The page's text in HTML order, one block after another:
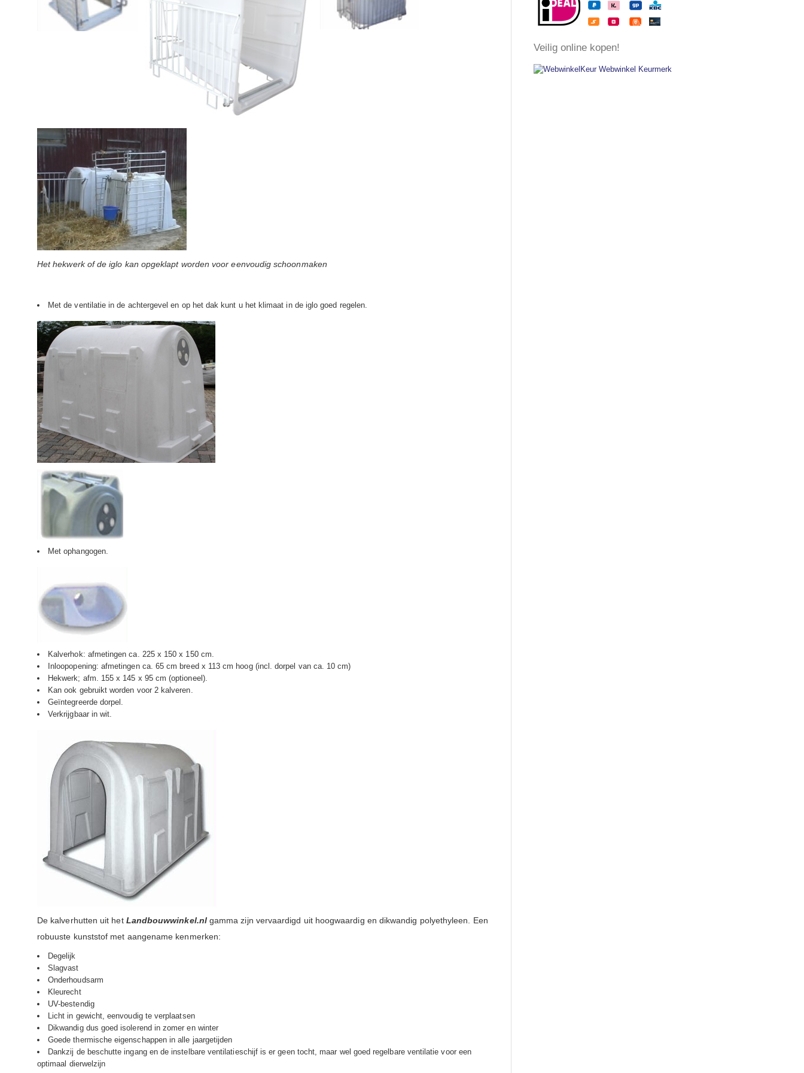
Het hekwerk of de iglo kan opgeklapt worden voor eenvoudig schoonmaken
Met de ventilatie in de achtergevel en op het dak kunt u het klimaat in de iglo goed regelen.
Met ophangogen.
Kalverhok: afmetingen ca. 225 x 150 x 150 cm.
Inloopopening: afmetingen ca. 65 cm breed x 113 cm hoog (incl. dorpel van ca. 10 cm)
Hekwerk; afm. 155 x 145 x 95 cm (optioneel).
Kan ook gebruikt worden voor 2 kalveren.
Geïntegreerde dorpel.
Verkrijgbaar in wit.
De kalverhutten uit het Landbouwwinkel.nlgamma zijn vervaardigd uit hoogwaardig en dikwandig polyethyleen. Een
robuuste kunststof met aangename kenmerken:
Degelijk
Slagvast
Onderhoudsarm
Kleurecht
UV-bestendig
Licht in gewicht, eenvoudig te verplaatsen
Dikwandig dus goed isolerend in zomer en winter
Goede thermische eigenschappen in alle jaargetijden
Dankzij de beschutte ingang en de instelbare ventilatieschijf is er geen tocht, maar wel goed regelbare ventilatie voor een
optimaal dierwelzijn
​Veilig online kopen!